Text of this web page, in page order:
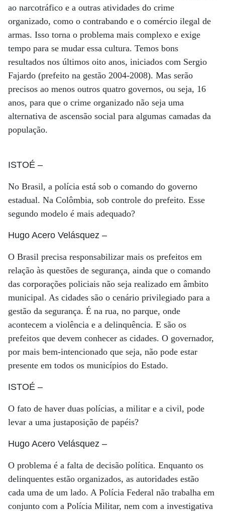
ao narcotráfico e a outras atividades do crime
organizado, como o contrabando e o comércio ilegal de
armas. Isso torna o problema mais complexo e exige
tempo para se mudar essa cultura. Temos bons
resultados nos últimos oito anos, iniciados com Sergio
Fajardo (prefeito na gestão 2004-2008). Mas serão
precisos ao menos outros quatro governos, ou seja, 16
anos, para que o crime organizado não seja uma
alternativa de ascensão social para algumas camadas da
população.
ISTOÉ –
No Brasil, a polícia está sob o comando do governo
estadual. Na Colômbia, sob controle do prefeito. Esse
segundo modelo é mais adequado?
Hugo Acero Velásquez –
O Brasil precisa responsabilizar mais os prefeitos em
relação às questões de segurança, ainda que o comando
das corporações policiais não seja realizado em âmbito
municipal. As cidades são o cenário privilegiado para a
gestão da segurança. É na rua, no parque, onde
acontecem a violência e a delinquência. E são os
prefeitos que devem conhecer as cidades. O governador,
por mais bem-intencionado que seja, não pode estar
presente em todos os municípios do Estado.
ISTOÉ –
O fato de haver duas polícias, a militar e a civil, pode
levar a uma justaposição de papéis?
Hugo Acero Velásquez –
O problema é a falta de decisão política. Enquanto os
delinquentes estão organizados, as autoridades estão
cada uma de um lado. A Polícia Federal não trabalha em
conjunto com a Polícia Militar, nem com a investigativa